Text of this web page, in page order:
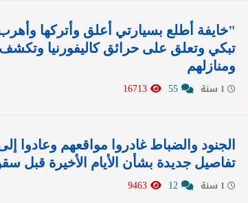
"خايفة أطلع بسيارتي أعلق وأتركها
تبكي وتعلق على حرائق كاليفورنيا
ومنازلهم
الجنود والضباط غادروا مواقعهم وعادوا
تفاصيل جديدة بشأن الأيام الأخيرة قبل